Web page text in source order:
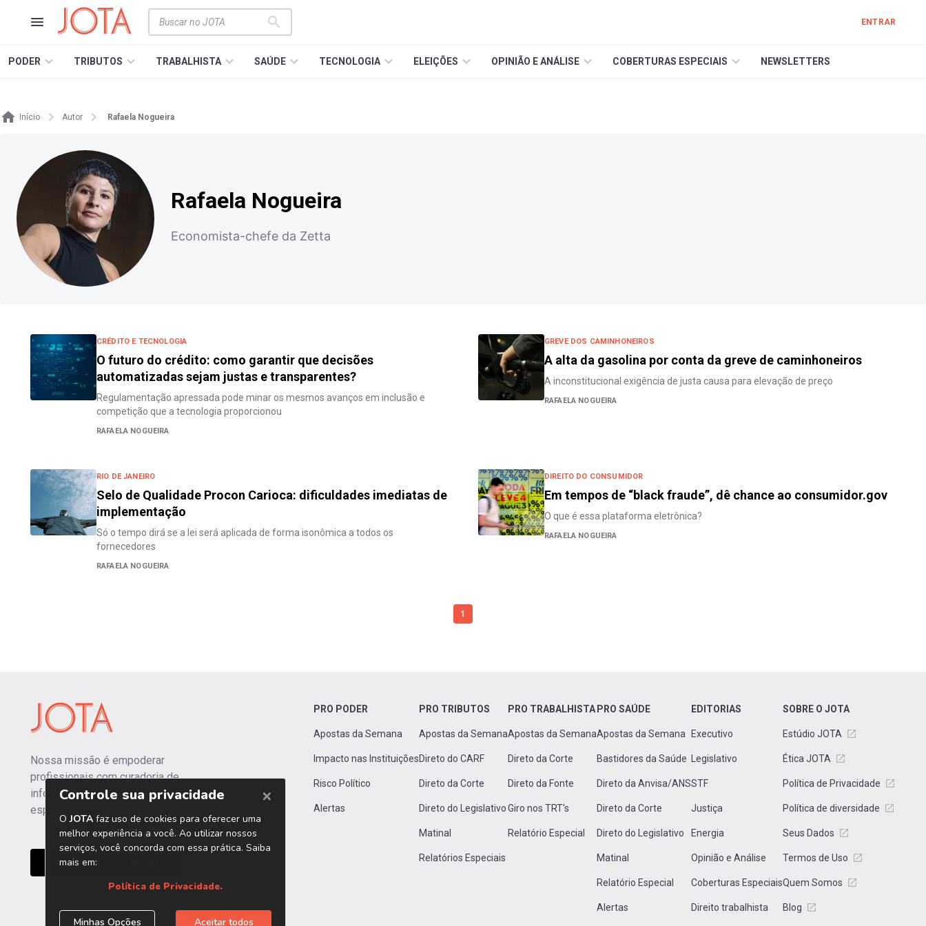
ENTRAR
PODER TRIBUTOS TRABALHISTA SAÚDE TECNOLOGIA ELEIÇÕES OPINIÃO E ANÁLISE COBERTURAS ESPECIAIS NEWSLETTERS
Início Autor Rafaela Nogueira
Rafaela Nogueira
Economista-chefe da Zetta
CRÉDITO E TECNOLOGIA
O futuro do crédito: como garantir que decisões
automatizadas sejam justas e transparentes?
Regulamentação apressada pode minar os mesmos avanços em inclusão e
competição que a tecnologia proporcionou
RAFAELA NOGUEIRA
GREVE DOS CAMINHONEIROS
A alta da gasolina por conta da greve de caminhoneiros
A inconstitucional exigência de justa causa para elevação de preço
RAFAELA NOGUEIRA
RIO DE JANEIRO
Selo de Qualidade Procon Carioca: dificuldades imediatas de
implementação
Só o tempo dirá se a lei será aplicada de forma isonômica a todos os
fornecedores
RAFAELA NOGUEIRA
DIREITO DO CONSUMIDOR
Em tempos de “black fraude”, dê chance ao consumidor.gov
O que é essa plataforma eletrônica?
RAFAELA NOGUEIRA
1
Nossa missão é empoderar
profissionais com curadoria de
informações independentes e
especializadas.
CONHEÇA O JOTA PRO
PRO PODER
Apostas da Semana
Impacto nas Instituições
Risco Político
Alertas
PRO TRIBUTOS
Apostas da Semana
Direto do CARF
Direto da Corte
Direto do Legislativo
Matinal
Relatórios Especiais
PRO TRABALHISTA
Apostas da Semana
Direto da Corte
Direto da Fonte
Giro nos TRT's
Relatório Especial
PRO SAÚDE
Apostas da Semana
Bastidores da Saúde
Direto da Anvisa/ANS
Direto da Corte
Direto do Legislativo
Matinal
Relatório Especial
Alertas
EDITORIAS
Executivo
Legislativo
STF
Justiça
Energia
Opinião e Análise
Coberturas Especiais
Direito trabalhista
SOBRE O JOTA
Estúdio JOTA
Ética JOTA
Política de Privacidade
Política de diversidade
Seus Dados
Termos de Uso
Quem Somos
Blog